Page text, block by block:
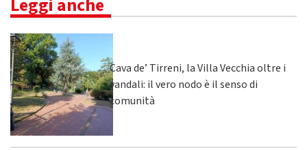
Leggi anche
Cava de’ Tirreni, la Villa Vecchia oltre i
vandali: il vero nodo è il senso di
comunità